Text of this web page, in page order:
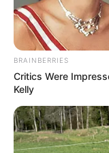
BRAINBERRIES
Critics Were
Kelly